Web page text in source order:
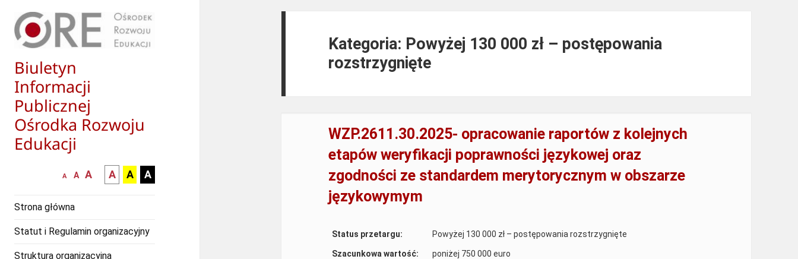
Biuletyn
Informacji
Publicznej
Ośrodka Rozwoju
Edukacji
mniejsza
A
normalna
A
większa-
czcionka
A
kontrast
czarny
białym
A
kontrast
czarny
zółtym
A
kontrast
żółty
A
Strona główna
Statut i Regulamin organizacyjny
Struktura organizacyjna
Kategoria: Powyżej 130 000 zł – postępowania
rozstrzygnięte
WZP.2611.30.2025- opracowanie raportów z kolejnych
etapów weryfikacji poprawności językowej oraz
zgodności ze standardem merytorycznym w obszarze
językowymym
Status przetargu: Powyżej 130 000 zł – postępowania rozstrzygnięte
Szacunkowa wartość: poniżej 750 000 euro